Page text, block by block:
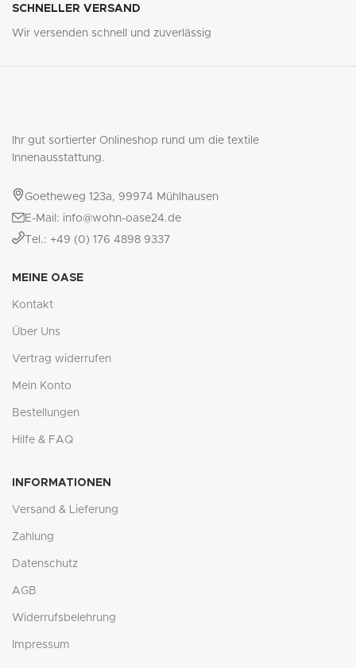
SCHNELLER VERSAND
Wir versenden schnell und zuverlässig
Ihr gut sortierter Onlineshop rund um die textile
Innenausstattung.
Goetheweg 123a, 99974 Mühlhausen
E-Mail: info@wohn-oase24.de
Tel.: +49 (0) 176 4898 9337
MEINE OASE
Kontakt
Über Uns
Vertrag widerrufen
Mein Konto
Bestellungen
Hilfe & FAQ
INFORMATIONEN
Versand & Lieferung
Zahlung
Datenschutz
AGB
Widerrufsbelehrung
Impressum